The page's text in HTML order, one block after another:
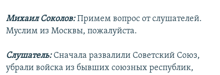
Михаил Соколов:Примем вопрос от слушателей.
Муслим из Москвы, пожалуйста.
Слушатель:Сначала развалили Советский Союз,
убрали войска из бывших союзных республик,